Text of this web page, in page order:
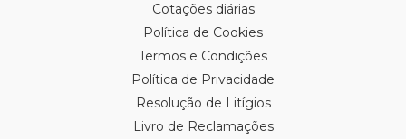
Cotações diárias
Política de Cookies
Termos e Condições
Política de Privacidade
Resolução de Litígios
Livro de Reclamações